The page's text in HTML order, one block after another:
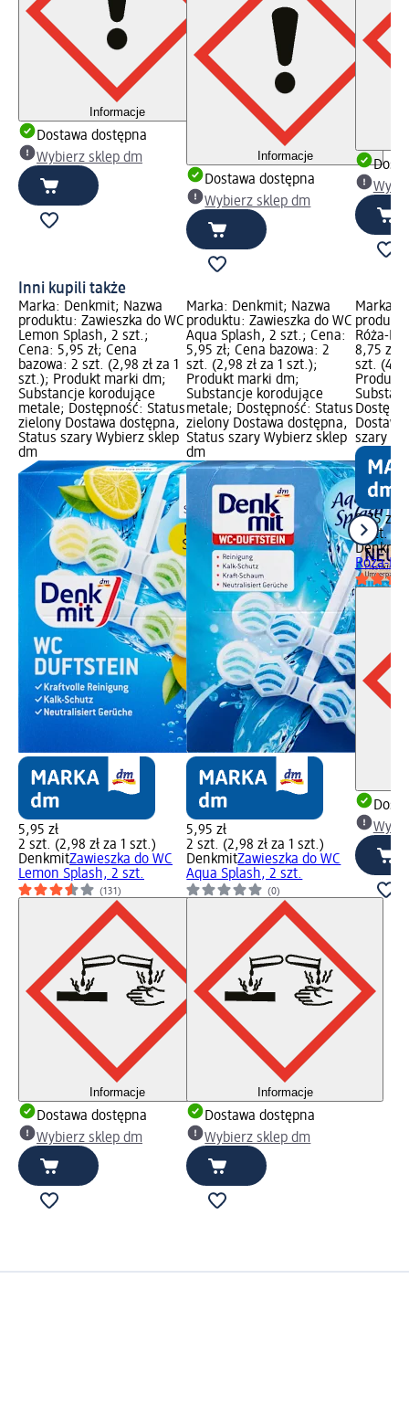
Informacje
Dostawa dostępna
Wybierz sklep dm
Informacje
Dostawa dostępna
Wybierz sklep dm
Inni kupili także
Marka: Denkmit; Nazwa
produktu: Zawieszka do WC
Lemon Splash, 2 szt.;
Cena: 5,95 zł; Cena
bazowa: 2 szt. (2,98 zł za 1
szt.); Produkt marki dm;
Substancje korodujące
metale; Dostępność: Status
zielony Dostawa dostępna,
Status szary Wybierz sklep
dm
5,95 zł
2 szt. (2,98 zł za 1 szt.)
DenkmitZawieszka do WC
Lemon Splash, 2 szt.
(131)
Informacje
Dostawa dostępna
Wybierz sklep dm
Marka: Denkmit; Nazwa
produktu: Zawieszka do WC
Aqua Splash, 2 szt.; Cena:
5,95 zł; Cena bazowa: 2
szt. (2,98 zł za 1 szt.);
Produkt marki dm;
Substancje korodujące
metale; Dostępność: Status
zielony Dostawa dostępna,
Status szary Wybierz sklep
dm
5,95 zł
2 szt. (2,98 zł za 1 szt.)
DenkmitZawieszka do WC
Aqua Splash, 2 szt.
(0)
Informacje
Dostawa dostępna
Wybierz sklep dm
Marka:
Róża-
8,75 zł;
szt.
Produkt
szary
8,75 zł
2 szt.
Denkmit
Róża-